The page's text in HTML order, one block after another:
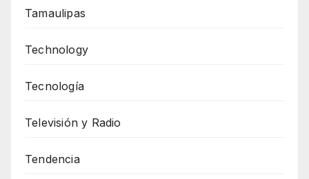
Tamaulipas
Technology
Tecnología
Televisión y Radio
Tendencia